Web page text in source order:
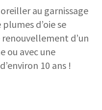
au garnissage
d’oie se
d’un
ou avec une
10 ans !